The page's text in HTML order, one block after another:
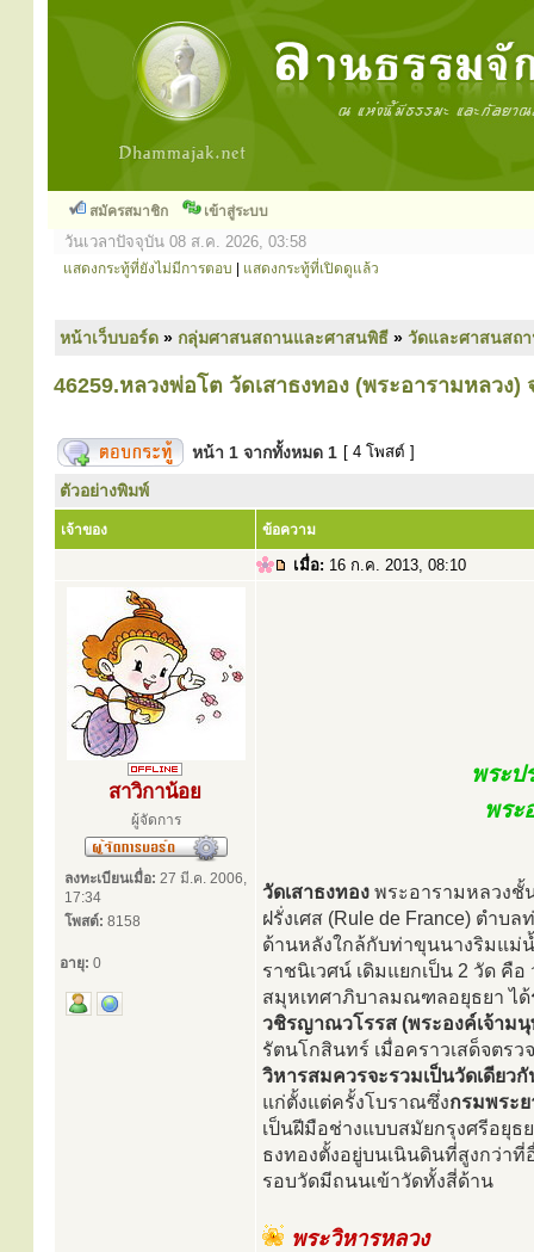
สมัครสมาชิก เข้าสู่ระบบ
วันเวลาปัจจุบัน 08 ส.ค. 2026, 03:58
แสดงกระทู้ที่ยังไม่มีการตอบ แสดงกระทู้ที่เปิดดูแล้ว
หน้าเว็บบอร์ด » กลุ่มศาสนสถานและศาสนพิธี » วัดและศาสนสถ
46259.หลวงพ่อโต วัดเสาธงทอง (พระอารามหลวง)
หน้า 1 จากทั้งหมด 1 [ 4 โพสต์ ]
ตัวอย่างพิมพ์
เจ้าของ ข้อความ
เมื่อ: 16 ก.ค. 2013, 08:10
สาวิกาน้อย
ผู้จัดการ
ลงทะเบียนเมื่อ: 27 มี.ค. 2006,
17:34
โพสต์: 8158
อายุ: 0
พระป
พระ
วัดเสาธงทอง พระอารามหลวงชั้
ฝรั่งเศส (Rule de France) ตำบ
ด้านหลังใกล้กับท่าขุนนางริมแม่
ราชนิเวศน์ เดิมแยกเป็น 2 วัด คื
สมุหเทศาภิบาลมณฑลอยุธยา ได้
วชิรญาณวโรรส (พระองค์เจ้าม
รัตนโกสินทร์ เมื่อคราวเสด็จต
วิหารสมควรจะรวมเป็นวัดเดียวกั
แก่ตั้งแต่ครั้งโบราณซึ่งกรมพระ
เป็นฝีมือช่างแบบสมัยกรุงศรีอยุธ
ธงทองตั้งอยู่บนเนินดินที่สูงกว่าที่
รอบวัดมีถนนเข้าวัดทั้งสี่ด้าน
พระวิหารหลวง